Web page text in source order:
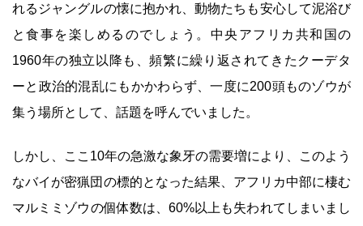
れるジャングルの懐に抱かれ、動物たちも安心して泥浴び
と食事を楽しめるのでしょう。中央アフリカ共和国の
1960年の独立以降も、頻繁に繰り返されてきたクーデタ
ーと政治的混乱にもかかわらず、一度に200頭ものゾウが
集う場所として、話題を呼んでいました。
しかし、ここ10年の急激な象牙の需要増により、このよう
なバイが密猟団の標的となった結果、アフリカ中部に棲む
マルミミゾウの個体数は、60%以上も失われてしまいまし